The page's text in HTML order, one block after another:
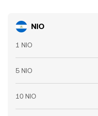
NIO
1 NIO
5 NIO
10 NIO